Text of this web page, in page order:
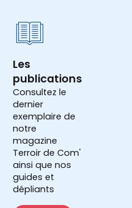
Les
publications
Consultez le
dernier
exemplaire de
notre
magazine
Terroir de Com'
ainsi que nos
guides et
dépliants